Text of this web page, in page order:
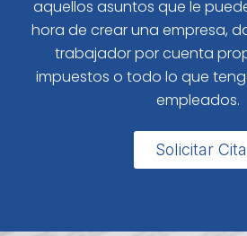
aquellos asuntos que le
hora de crear una empresa,
trabajador por cuenta
impuestos o todo lo que
empleados.
Solicitar Cita